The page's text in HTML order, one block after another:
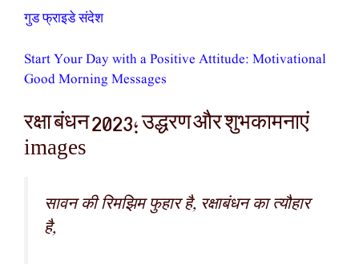
गुड फ्राइडे संदेश
Start Your Day with a Positive Attitude: Motivational
Good Morning Messages
रक्षा बंधन 2023; उद्धरण और शुभकामनाएं
images
सावन की रिमझिम फुहार है, रक्षाबंधन का त्यौहार
है,